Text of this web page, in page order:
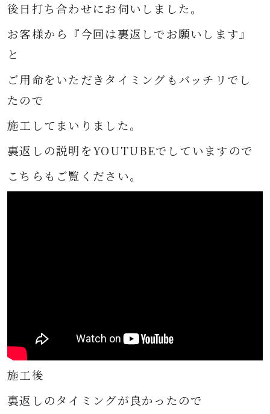
後日打ち合わせにお伺いしました。
お客様から『今回は裏返しでお願いします 』
と
ご用命をいただきタイミングもバッチリでし
たので
施工してまいりました。
裏返しの説明をYOUTUBEでしていますので
こちらもご覧ください。
施工後
裏返しのタイミングが良かったので